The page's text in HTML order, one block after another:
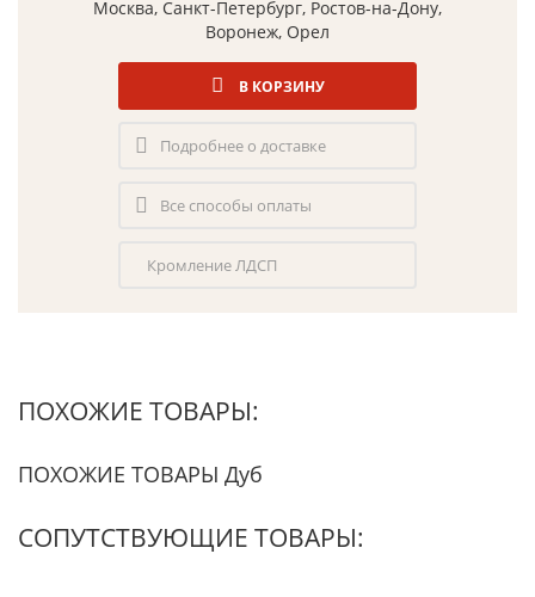
Москва, Санкт-Петербург, Ростов-на-Дону,
Воронеж, Орел
В КОРЗИНУ
Подробнее о доставке
Все способы оплаты
Кромление ЛДСП
ПОХОЖИЕ ТОВАРЫ:
ПОХОЖИЕ ТОВАРЫ Дуб
СОПУТСТВУЮЩИЕ ТОВАРЫ: